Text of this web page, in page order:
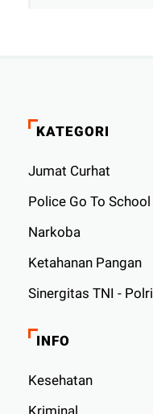
KATEGORI
Jumat Curhat
Police Go To School
Narkoba
Ketahanan Pangan
Sinergitas TNI - Polri
INFO
Kesehatan
Kriminal